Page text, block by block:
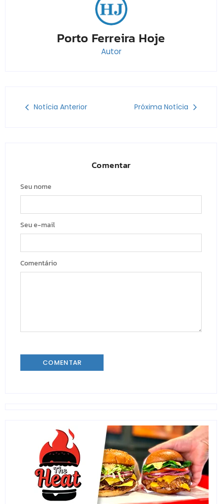
Porto Ferreira Hoje
Autor
Notícia Anterior Próxima Notícia
Comentar
Seu nome
Seu e-mail
Comentário